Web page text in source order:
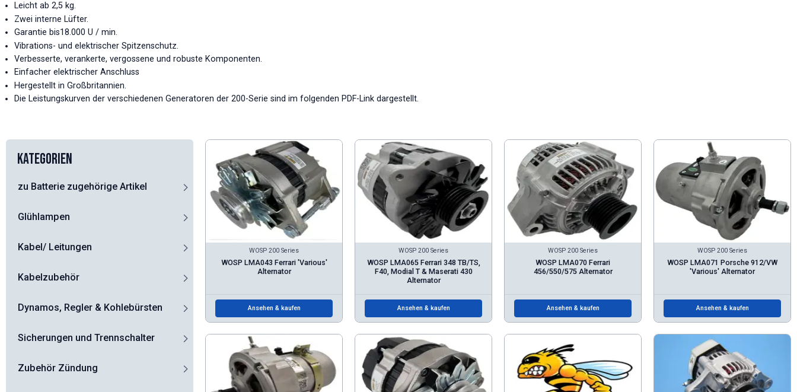
Leicht ab 2,5 kg.
Zwei interne Lüfter.
Garantie bis18.000 U / min.
Vibrations- und elektrischer Spitzenschutz.
Verbesserte, verankerte, vergossene und robuste Komponenten.
Einfacher elektrischer Anschluss
Hergestellt in Großbritannien.
Die Leistungskurven der verschiedenen Generatoren der 200-Serie sind im folgenden PDF-Link dargestellt.
Kategorien
zu Batterie zugehörige Artikel
Glühlampen
Kabel/ Leitungen
Kabelzubehör
Dynamos, Regler & Kohlebürsten
Sicherungen und Trennschalter
Zubehör Zündung
WOSP 200 Series
WOSP LMA043 Ferrari 'Various'
Alternator
Ansehen & kaufen
WOSP 200 Series
WOSP LMA065 Ferrari 348 TB/TS,
F40, Modial T & Maserati 430
Alternator
Ansehen & kaufen
WOSP 200 Series
WOSP LMA070 Ferrari
456/550/575 Alternator
Ansehen & kaufen
WOSP 200 Series
WOSP LMA071 Porsche 912/VW
'Various' Alternator
Ansehen & kaufen